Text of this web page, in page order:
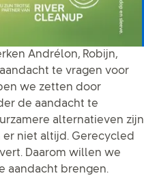
Andrélon, Robijn,
te vragen voor
we zetten door
de aandacht te
alternatieven zijn
niet altijd. Gerecycled
Daarom willen we
aandacht brengen.